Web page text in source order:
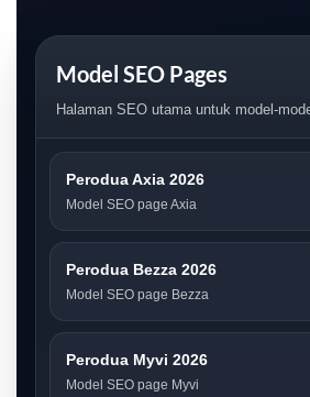
Model SEO Pages
Halaman SEO utama untuk model-
Perodua Axia 2026
Model SEO page Axia
Perodua Bezza 2026
Model SEO page Bezza
Perodua Myvi 2026
Model SEO page Myvi